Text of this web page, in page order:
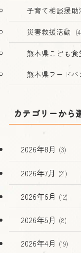
子育て相談援助
災害救援活動
熊本県こども食
熊本県フード
カテゴリーから
2026年8月 (3)
2026年7月 (21)
2026年6月 (12)
2026年5月 (8)
2026年4月 (19)